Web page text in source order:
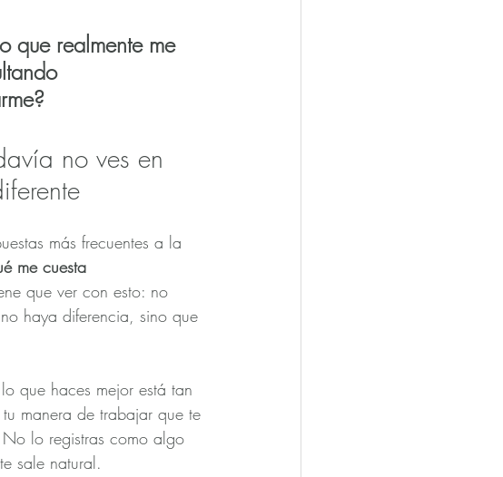
que realmente me
no ves en
más frecuentes a la
me cuesta
que ver con esto: no
haya diferencia, sino que
que haces mejor está tan
manera de trabajar que te
lo registras como algo
sale natural.